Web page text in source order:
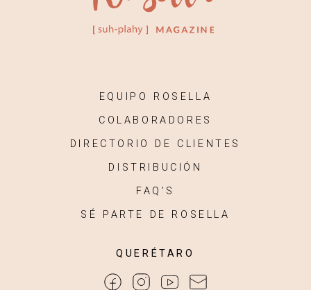
EQUIPO ROSELLA
COLABORADORES
DIRECTORIO DE CLIENTES
DISTRIBUCIÓN
FAQ’S
SÉ PARTE DE ROSELLA
QUERÉTARO